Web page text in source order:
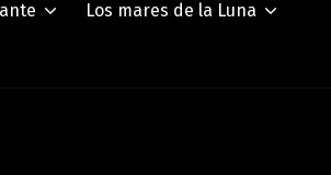
Los mares de la Luna